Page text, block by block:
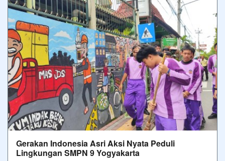
Gerakan Indonesia Asri Aksi Nyata Peduli
Lingkungan SMPN 9 Yogyakarta